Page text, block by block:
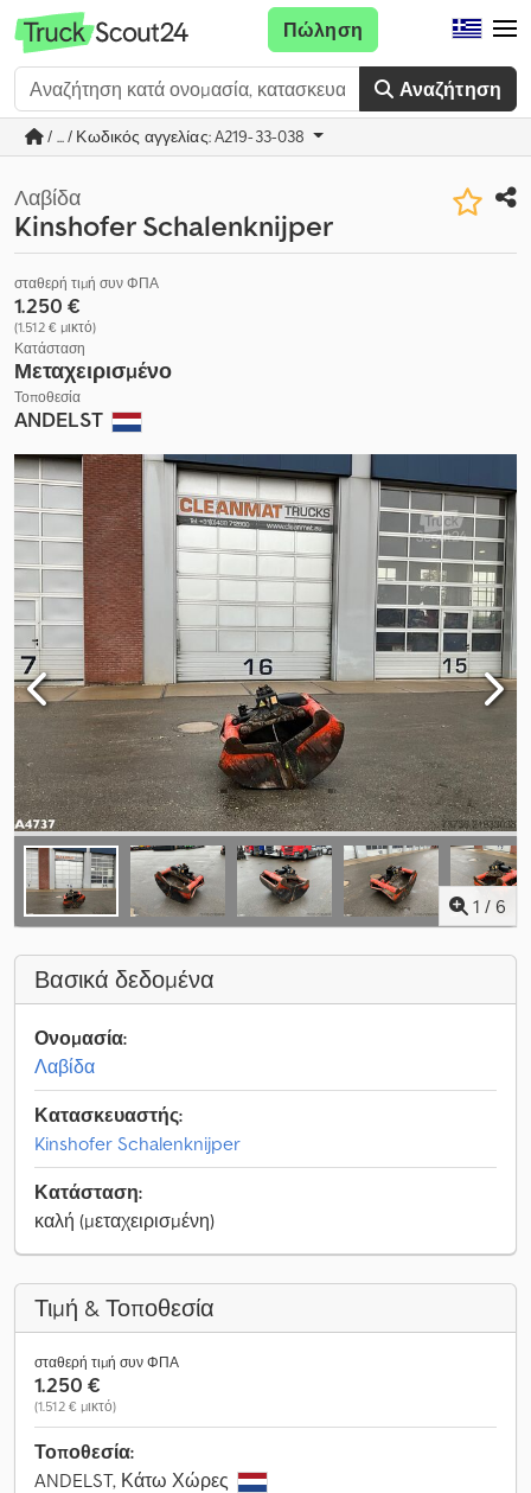
Αναζήτηση
Πώληση
/ ... / Κωδικός αγγελίας: A219-33-038
Λαβίδα
Kinshofer Schalenknijper
σταθερή τιμή συν ΦΠΑ
1.250 €
(1.512 € μικτό)
Κατάσταση
Μεταχειρισμένο
Τοποθεσία
ANDELST
1 / 6
Βασικά δεδομένα
Ονομασία:
Λαβίδα
Κατασκευαστής:
Kinshofer Schalenknijper
Κατάσταση:
καλή (μεταχειρισμένη)
Τιμή & Τοποθεσία
σταθερή τιμή συν ΦΠΑ
1.250 €
(1.512 € μικτό)
Τοποθεσία:
ANDELST, Κάτω Χώρες